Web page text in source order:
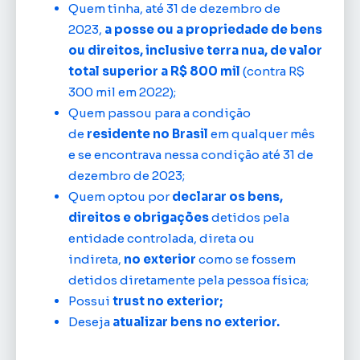
Quem tinha, até 31 de dezembro de
2023, a posse ou a propriedade de bens
ou direitos, inclusive terra nua, de valor
total superior a R$ 800 mil (contra R$
300 mil em 2022);
Quem passou para a condição
de residente no Brasil em qualquer mês
e se encontrava nessa condição até 31 de
dezembro de 2023;
Quem optou pordeclarar os bens,
direitos e obrigaçõesdetidos pela
entidade controlada, direta ou
indireta, no exterior como se fossem
detidos diretamente pela pessoa física;
Possui trust no exterior;
Deseja atualizar bens no exterior.